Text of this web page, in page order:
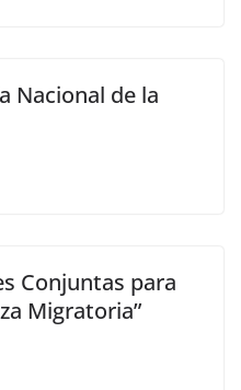
Nacional de la
Conjuntas para
Migratoria”